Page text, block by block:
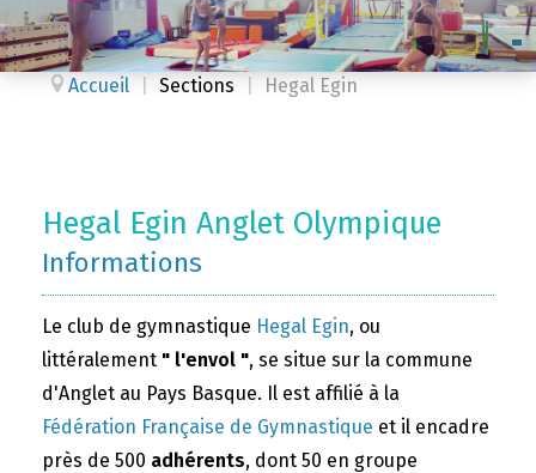
Accueil Sections Hegal Egin
Hegal Egin Anglet Olympique
Informations
Le club de gymnastique Hegal Egin, ou
littéralement " l'envol ", se situe sur la commune
d'Anglet au Pays Basque. Il est affilié à la
Fédération Française de Gymnastique et il encadre
près de 500 adhérents, dont 50 en groupe